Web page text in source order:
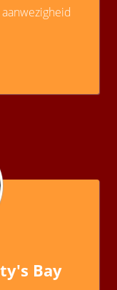
Bay